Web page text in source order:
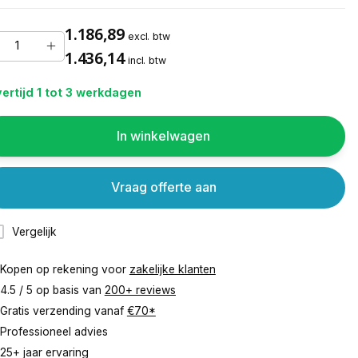
1.186,89 excl. btw
1.436,14 incl. btw
1 tot 3 werkdagen
In winkelwagen
Vergelijk
Vraag offerte aan
Kopen op rekening voor zakelijke klanten
4.5 / 5 op basis van 200+ reviews
Gratis verzending vanaf €70*
Professioneel advies
25+ jaar ervaring